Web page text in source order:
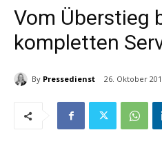
Vom Überstieg
kompletten
By Pressedienst 26. Oktober